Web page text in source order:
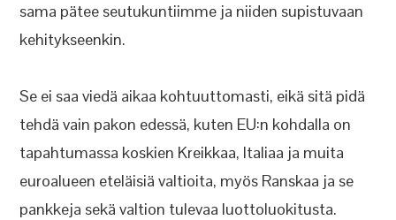
sama pätee seutukuntiimme ja niiden supistuvaan
kehitykseenkin.
Se ei saa viedä aikaa kohtuuttomasti, eikä sitä pidä
tehdä vain pakon edessä, kuten EU:n kohdalla on
tapahtumassa koskien Kreikkaa, Italiaa ja muita
euroalueen eteläisiä valtioita, myös Ranskaa ja se
pankkeja sekä valtion tulevaa luottoluokitusta.